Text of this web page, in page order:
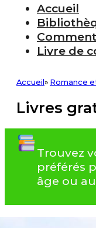
Accueil
Livre de
Accueil » Romance
Livres
Trouvez
préférés
âge ou